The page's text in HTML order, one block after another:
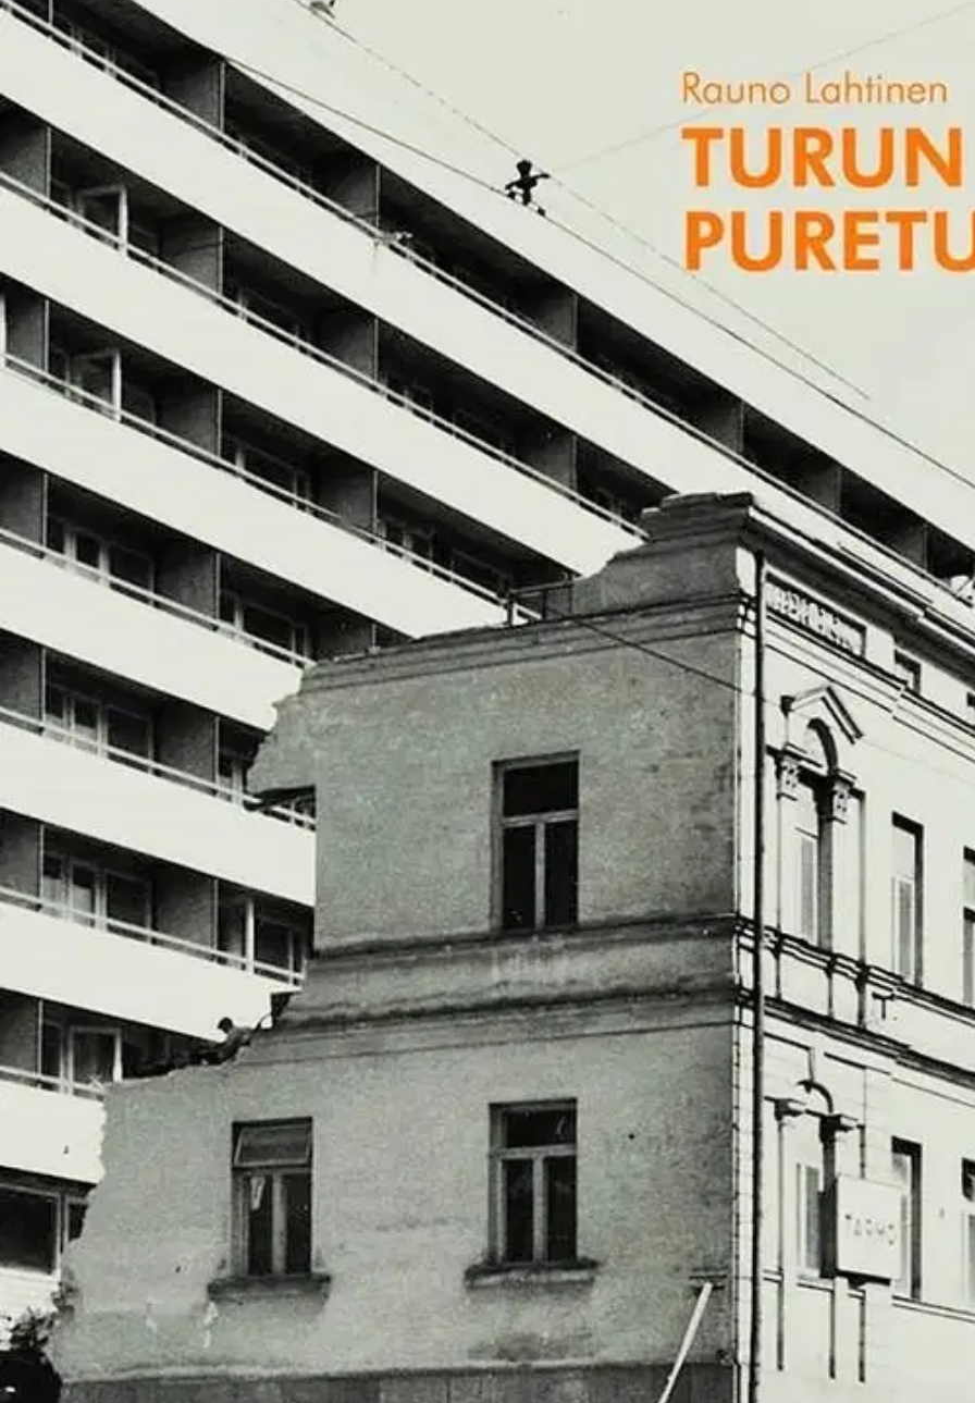
34,04 €
Asiakasomistajahinta
Hinta ilman S-Etukorttia: 40,05 €
Verkkokaupan hinta
Valitse toimitustapa
Nouto myymälästä
Ei saatavilla
Kotiin tai noutopisteeseen
Alk. 0 €
Huomaa pidempi toimitusaika
Ilmainen toimitus yli 100 €:n tilauksille Postin pakettiautomaattiin tai
Etu ei koske Suuri‑lisäpalvelulla toimitettavia tuotteita.
Tarkista myymäläsaatavuus
Ei saatavilla
Turun puretut talot 4 jatkaa kaupungin kadonneiden rakennusten esittelyä. Tohtori Rauno Lahtisen monumentaalisen kirjasarjan kolmessa
osa vie joen itäpuolisen keskustan alueelle keskittyen Piispankadun, Hämeenkadun ja Itäisen Pitkäkadun välisiin kortteleihin. Turun puretut
tunnetuimpia kohteita ovat Uudenmaankadulla sijainnut Nobelin talo, Alfred ja Helene Jacobssonin museoitu kotitalo Hämeenkadulla
kulmassa. Moni muistaa vielä Koulukirjakaupan talon Uudenmaankadulla, Hämeenkadun varren puutalot sekä Turun kasarmin
harvinaisen kovakouraisesti. Vain harvoja alueen vanhoja rakennuksia on säästynyt nykypäivään. Katukuva muuttui niin paljon, että
otetuiksi. Suurinta osaa kirjan kuvista ei ole ennen julkaistu.
Näytä lisää tuotekuvausta
Ominaisuudet
Oletko tyytyväinen tuotetietoihin?
Ovatko tuotetiedot riittävät? Jos tuotetiedoissa on puutteita tai niitä voisi muuten parantaa, anna palautetta.
Anna palautetta Avautuu uuteen välilehteen
Ilmainen palautus 30 päivää.*
Nouto myymälästä ilman toimituskuluja.
Asiakasomistajalle Bonusta jopa 5 %.*